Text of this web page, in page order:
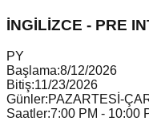
İNGİLİZCE - PRE
PY
Başlama:8/12/2026
Bitiş:11/23/2026
Günler:PAZARTESİ-
Saatler:7:00 PM - 10:00